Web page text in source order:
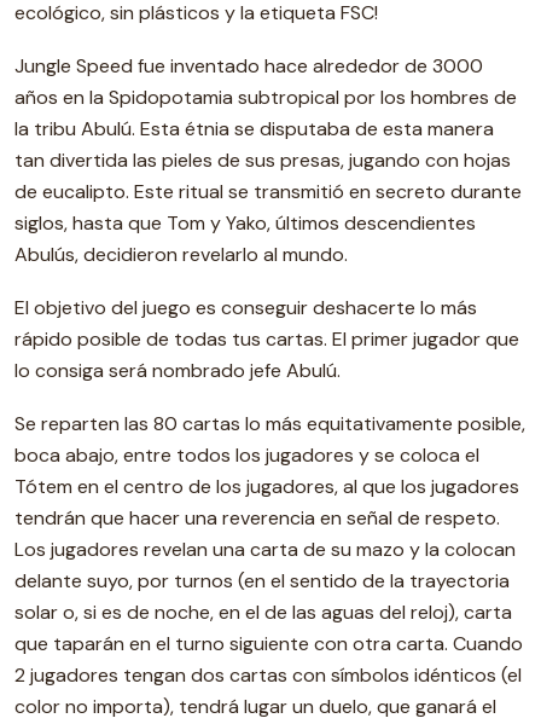
ecológico, sin plásticos y la etiqueta FSC!
Jungle Speed fue inventado hace alrededor de 3000
años en la Spidopotamia subtropical por los hombres de
la tribu Abulú. Esta étnia se disputaba de esta manera
tan divertida las pieles de sus presas, jugando con hojas
de eucalipto. Este ritual se transmitió en secreto durante
siglos, hasta que Tom y Yako, últimos descendientes
Abulús, decidieron revelarlo al mundo.
El objetivo del juego es conseguir deshacerte lo más
rápido posible de todas tus cartas. El primer jugador que
lo consiga será nombrado jefe Abulú.
Se reparten las 80 cartas lo más equitativamente posible,
boca abajo, entre todos los jugadores y se coloca el
Tótem en el centro de los jugadores, al que los jugadores
tendrán que hacer una reverencia en señal de respeto.
Los jugadores revelan una carta de su mazo y la colocan
delante suyo, por turnos (en el sentido de la trayectoria
solar o, si es de noche, en el de las aguas del reloj), carta
que taparán en el turno siguiente con otra carta. Cuando
2 jugadores tengan dos cartas con símbolos idénticos (el
color no importa), tendrá lugar un duelo, que ganará el